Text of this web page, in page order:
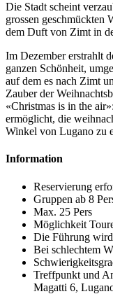
Die Stadt scheint
grossen geschmückten
dem Duft von Zimt in
Im Dezember erstrahlt
ganzen Schönheit,
auf dem es nach Zimt
Zauber der
«Christmas is in the
ermöglicht, die
Winkel von Lugano zu
Information
Reservierung
Gruppen ab 8
Max. 25 Pers
Möglichkeit
Die Führung
Bei schlechtem
Treffpunkt und
Magatti 6,